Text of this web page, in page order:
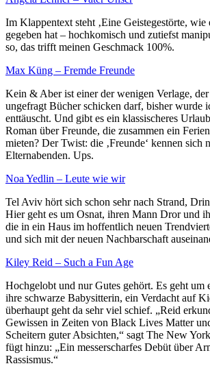
Im Klappentext steht ‚Eine Geistegestörte, wie
gegeben hat – hochkomisch und zutiefst
so, das trifft meinen Geschmack 100%.
Max Küng – Fremde Freunde
Kein & Aber ist einer der wenigen Verlage,
ungefragt Bücher schicken darf, bisher wurde
enttäuscht. Und gibt es ein klassischeres
Roman über Freunde, die zusammen ein
mieten? Der Twist: die ‚Freunde‘ kennen sich
Elternabenden. Ups.
Noa Yedlin – Leute wie wir
Tel Aviv hört sich schon sehr nach Strand,
Hier geht es um Osnat, ihren Mann Dror und
die in ein Haus im hoffentlich neuen
und sich mit der neuen Nachbarschaft
Kiley Reid – Such a Fun Age
Hochgelobt und nur Gutes gehört. Es geht um
ihre schwarze Babysitterin, ein Verdacht auf
überhaupt geht da sehr viel schief. „Reid
Gewissen in Zeiten von Black Lives Matter
Scheitern guter Absichten,“ sagt The New
fügt hinzu: „Ein messerscharfes Debüt über
Rassismus.“